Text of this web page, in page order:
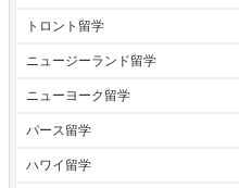
トロント留学
ニュージーランド留学
ニューヨーク留学
パース留学
ハワイ留学